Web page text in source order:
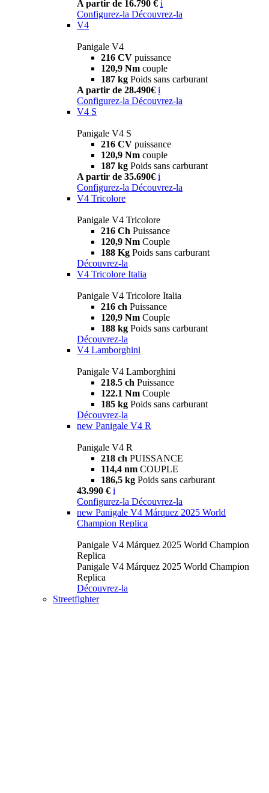
A partir de 16.790 € i
Configurez-la Découvrez-la
V4
Panigale V4
216 CV puissance
120,9 Nm couple
187 kg Poids sans carburant
A partir de 28.490€ i
Configurez-la Découvrez-la
V4 S
Panigale V4 S
216 CV puissance
120,9 Nm couple
187 kg Poids sans carburant
A partir de 35.690€ i
Configurez-la Découvrez-la
V4 Tricolore
Panigale V4 Tricolore
216 Ch Puissance
120,9 Nm Couple
188 Kg Poids sans carburant
Découvrez-la
V4 Tricolore Italia
Panigale V4 Tricolore Italia
216 ch Puissance
120,9 Nm Couple
188 kg Poids sans carburant
Découvrez-la
V4 Lamborghini
Panigale V4 Lamborghini
218.5 ch Puissance
122.1 Nm Couple
185 kg Poids sans carburant
Découvrez-la
new Panigale V4 R
Panigale V4 R
218 ch PUISSANCE
114,4 nm COUPLE
186,5 kg Poids sans carburant
43.990 € i
Configurez-la Découvrez-la
new Panigale V4 Márquez 2025 World
Champion Replica
Panigale V4 Márquez 2025 World Champion
Replica
Panigale V4 Márquez 2025 World Champion
Replica
Découvrez-la
Streetfighter